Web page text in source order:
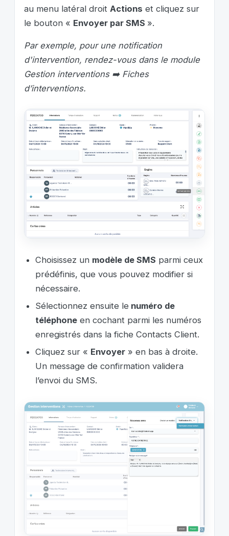
au menu latéral droit Actions et cliquez sur
le bouton « Envoyer par SMS ».
Par exemple, pour une notification
d'intervention, rendez-vous dans le module
Gestion interventions ➡️ Fiches
d’interventions.
Choisissez un modèle de SMS parmi ceux
prédéfinis, que vous pouvez modifier si
nécessaire.
Sélectionnez ensuite le numéro de
téléphone en cochant parmi les numéros
enregistrés dans la fiche Contacts Client.
Cliquez sur « Envoyer » en bas à droite.
Un message de confirmation validera
l’envoi du SMS.